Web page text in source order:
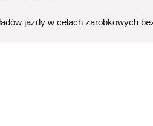
jazdy w celach zarobkowych